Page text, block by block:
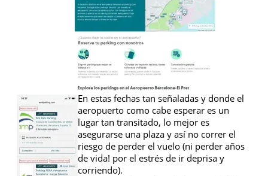
En estas fechas tan señaladas y donde el
aeropuerto como cabe esperar es un
lugar tan transitado, lo mejor es
asegurarse una plaza y así no correr el
riesgo de perder el vuelo (ni perder años
de vida! por el estrés de ir deprisa y
corriendo).